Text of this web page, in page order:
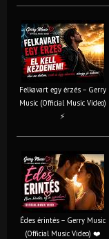
Felkavart egy érzés – Gerry
Music (Official Music Video)
⚡
Édes érintés – Gerry Music
(Official Music Video) ❤️